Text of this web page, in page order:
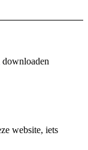
downloaden
website, iets